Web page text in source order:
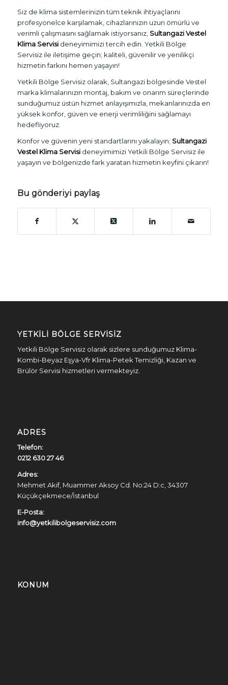
Siz de klima sistemlerinizin tüm teknik ihtiyaçlarını
profesyonelce karşılamak, cihazlarınızın uzun ömürlü ve
verimli çalışmasını sağlamak istiyorsanız, Sultangazi Vestel
Klima Servisideneyimimizi tercih edin. Yetkili Bölge
Servisiz ile iletişime geçin; kaliteli, güvenilir ve yenilikçi
hizmetin farkını hemen yaşayın!
Yetkili Bölge Servisiz olarak, Sultangazi bölgesinde Vestel
marka klimalarınızın montaj, bakım ve onarım süreçlerinde
sunduğumuz üstün hizmet anlayışımızla, mekanlarınızda en
yüksek konfor, güven ve enerji verimliliğini sağlamayı
hedefliyoruz.
Konfor ve güvenin yeni standartlarını yakalayın; Sultangazi
Vestel Klima Servisideneyimimizi Yetkili Bölge Servisiz ile
yaşayın ve bölgenizde fark yaratan hizmetin keyfini çıkarın!
Bu gönderiyi paylaş
YETKILI BÖLGE SERVISIZ
Yetkili Bölge Servisiz olarak sizlere sunduğumuz Klima-
Kombi-Beyaz Eşya-Vfr Klima-Petek Temizliği, Kazan ve
Brülör Servisi hizmetleri vermekteyiz.
ADRES
Telefon:
0212 630 27 46
Adres:
Mehmet Akif, Muammer Aksoy Cd. No:24 D:c, 34307
Küçükçekmece/İstanbul
E-Posta:
info@yetkilibolgeservisiz.com
KONUM